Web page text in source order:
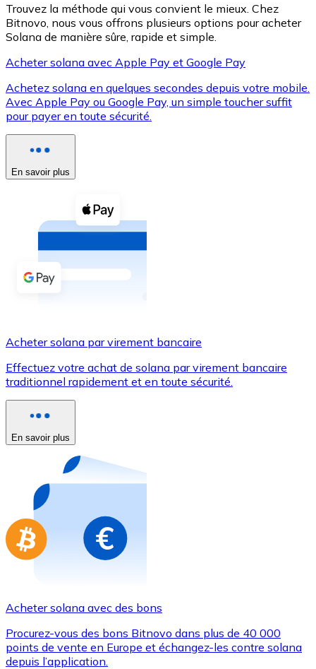
XRP
XRP
Voir toutes
Coupons crypto
Achetez des cryptomonnaies en espèces et d'autres
Acheter avec espèces
Virement SEPA
Utilisez les cartes Visa et Mastercard pour acheter
Acheter avec carte
Nouveau
Achetez des cartes-cadeaux de vos marques
Aller à la boutique de cartes-cadeaux
Trouvez la méthode qui vous convient le mieux. Chez
Bitnovo, nous vous offrons plusieurs options pour acheter
Solana de manière sûre, rapide et simple.
Acheter solana avec Apple Pay et Google Pay
Achetez solana en quelques secondes depuis votre mobile.
Avec Apple Pay ou Google Pay, un simple toucher suffit
pour payer en toute sécurité.
En savoir plus
Acheter solana par virement bancaire
Effectuez votre achat de solana par virement bancaire
traditionnel rapidement et en toute sécurité.
En savoir plus
Acheter solana avec des bons
Procurez-vous des bons Bitnovo dans plus de 40 000
points de vente en Europe et échangez-les contre solana
depuis l’application.